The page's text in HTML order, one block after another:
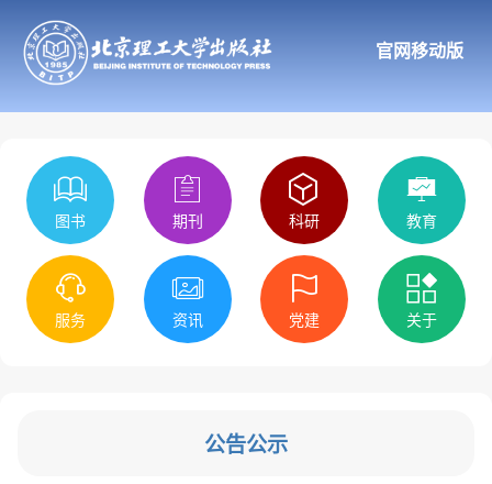
官网移动版
图书 期刊 科研 教育
服务 资讯 党建 关于
公告公示